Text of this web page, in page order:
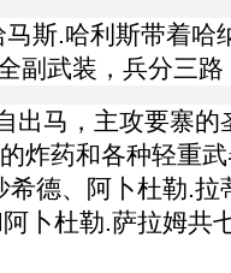
马斯.哈利斯带着哈
副武装，兵分三
出马，主攻要寨的
炸药和各种轻重
希德、 阿卜杜勒.拉
阿卜杜勒.萨拉姆共